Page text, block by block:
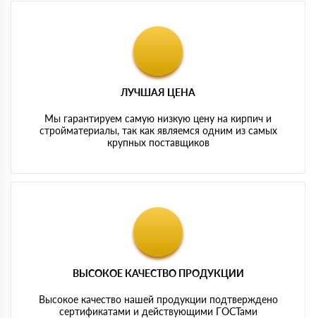
ЛУЧШАЯ ЦЕНА
Мы гарантируем самую низкую цену на кирпич и
стройматериалы, так как являемся одним из самых
крупных поставщиков
ВЫСОКОЕ КАЧЕСТВО ПРОДУКЦИИ
Высокое качество нашей продукции подтверждено
сертификатами и действующими ГОСТами